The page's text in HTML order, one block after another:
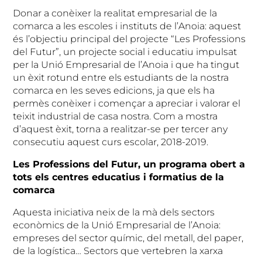
Donar a conèixer la realitat empresarial de la
comarca a les escoles i instituts de l’Anoia: aquest
és l’objectiu principal del projecte “Les Professions
del Futur”, un projecte social i educatiu impulsat
per la Unió Empresarial de l’Anoia i que ha tingut
un èxit rotund entre els estudiants de la nostra
comarca en les seves edicions, ja que els ha
permès conèixer i començar a apreciar i valorar el
teixit industrial de casa nostra. Com a mostra
d’aquest èxit, torna a realitzar-se per tercer any
consecutiu aquest curs escolar, 2018-2019.
Les Professions del Futur, un programa obert a
tots els centres educatius i formatius de la
comarca
Aquesta iniciativa neix de la mà dels sectors
econòmics de la Unió Empresarial de l’Anoia:
empreses del sector químic, del metall, del paper,
de la logística… Sectors que vertebren la xarxa